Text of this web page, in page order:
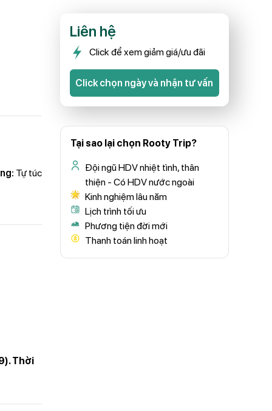
Tự túc
Thời
Liên hệ
Click để xem giảm giá/ưu đãi
Click chọn ngày và nhận tư vấn
Tại sao lại chọn Rooty Trip?
Đội ngũ HDV nhiệt tình, thân
thiện - Có HDV nước ngoài
Kinh nghiệm lâu năm
Lịch trình tối ưu
Phương tiện đời mới
Thanh toán linh hoạt